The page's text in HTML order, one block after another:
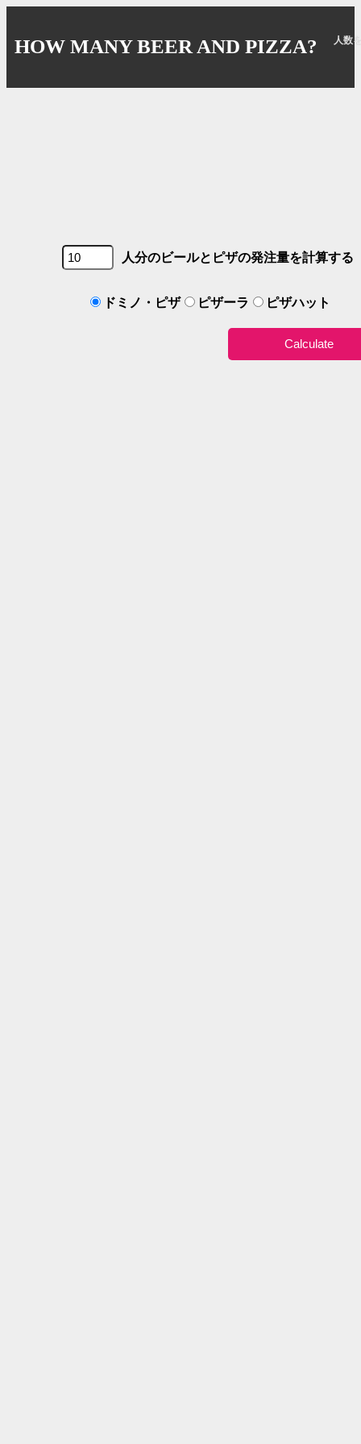
HOW MANY BEER AND PIZZA? 人数
人分のビールとピザの発注量を計算する
ドミノ・ピザ ピザーラ ピザハット